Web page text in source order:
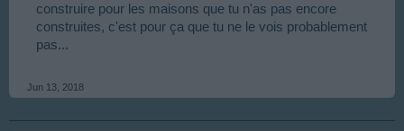
construire pour les maisons que tu n'as pas encore
construites, c'est pour ça que tu ne le vois probablement
pas...
Jun 13, 2018